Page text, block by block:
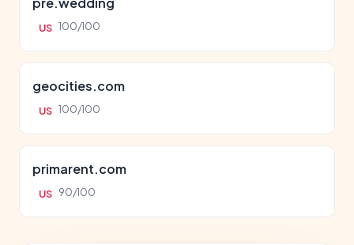
US 100/100
geocities.com
US 100/100
primarent.com
US 90/100